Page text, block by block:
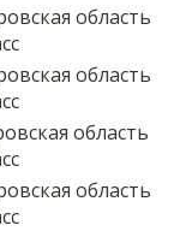
область
область
область
область